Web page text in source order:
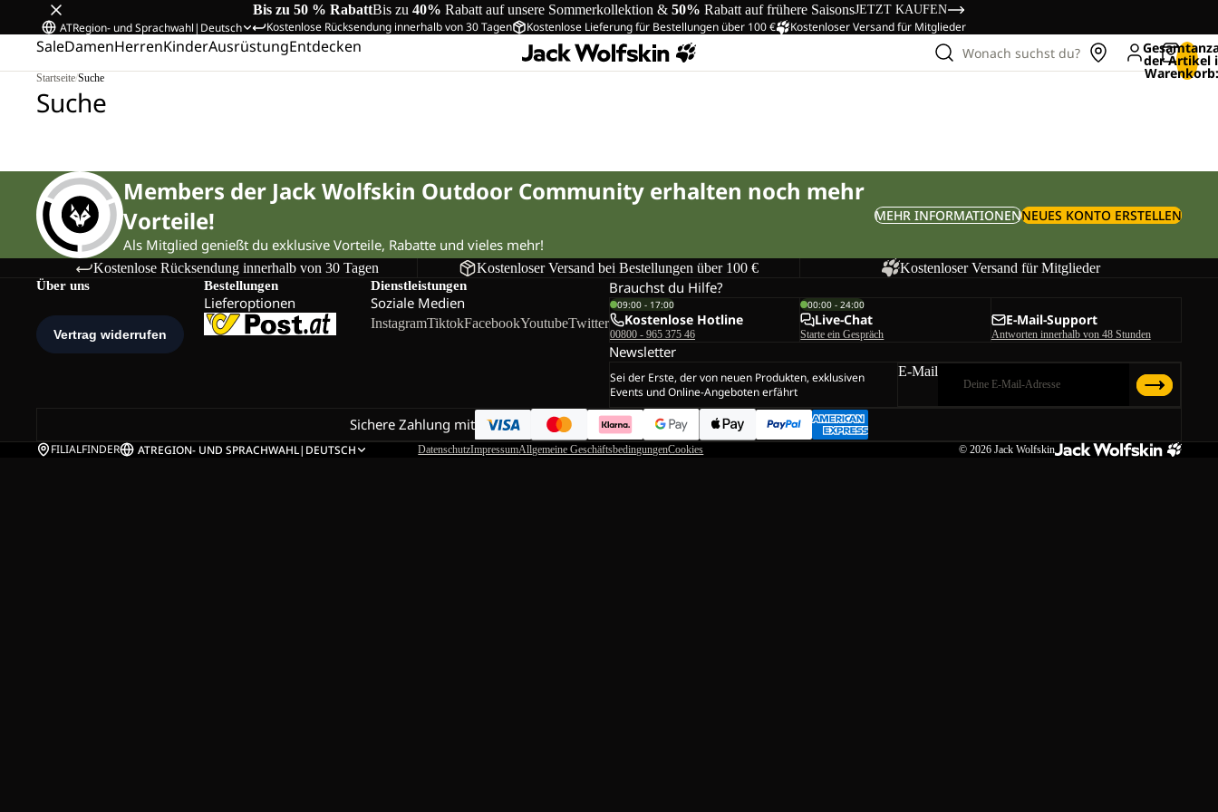
Bis zu 50 % RabattBis zu 40% Rabatt auf unsere Sommerkollektion & 50% Rabatt auf frühere SaisonsJETZT KAUFEN
Kostenlose Rücksendung innerhalb von 30 Tagen Kostenlose Lieferung für Bestellungen über 100 € Kostenloser Versand für Mitglieder
ATRegion- und Sprachwahl| Deutsch
SaleDamenHerrenKinderAusrüstungEntdecken Wonach suchst du? der Artikel
Startseite/Suche
Suche
Members der Jack Wolfskin Outdoor Community erhalten noch mehr
Vorteile!
Als Mitglied genießt du exklusive Vorteile, Rabatte und vieles mehr!
MEHR INFORMATIONENNEUES KONTO ERSTELLEN
Kostenlose Rücksendung innerhalb von 30 Tagen Kostenloser Versand bei Bestellungen über 100 € Kostenloser Versand für Mitglieder
Über uns Bestellungen
Lieferoptionen
Dienstleistungen
Soziale Medien
InstagramTiktokFacebookYoutubeTwitter
Brauchst du Hilfe?
09:00 - 17:00
Kostenlose Hotline
00800 - 965 375 46
00:00 - 24:00
Live-Chat
Starte ein Gespräch
E-Mail-Support
Antworten innerhalb von 48 Stunden
Newsletter
Sei der Erste, der von neuen Produkten, exklusiven
Events und Online-Angeboten erfährt
E-Mail
Sichere Zahlung mit
FILIALFINDER ATREGION- UND SPRACHWAHL| DEUTSCH DatenschutzImpressumAllgemeine GeschäftsbedingungenCookies © 2026 Jack Wolfskin